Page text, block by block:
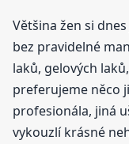
Většina žen si
bez pravidelné
laků, gelových
preferujeme něco
profesionála, jiná
vykouzlí krásné